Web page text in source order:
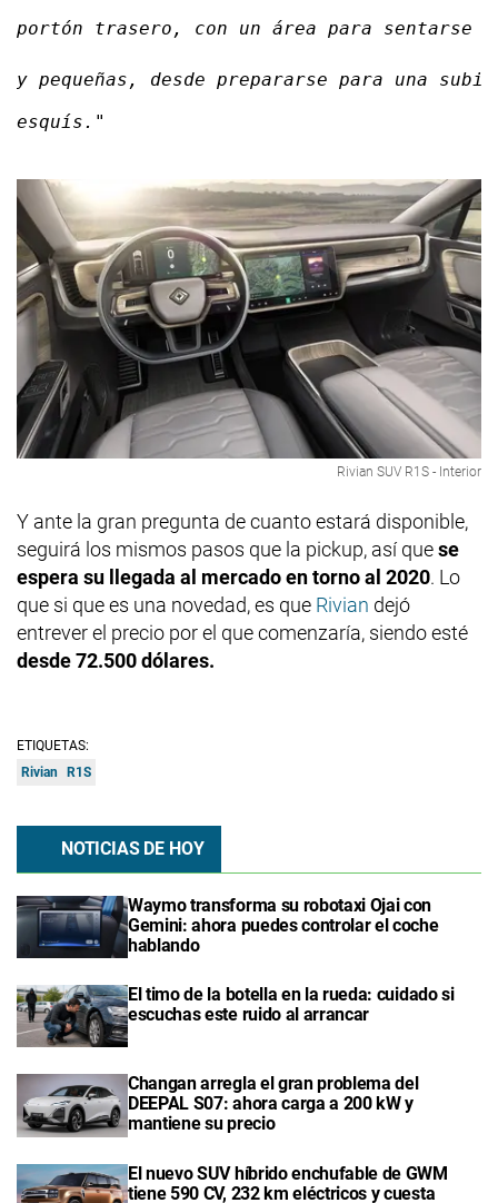
portón trasero, con un área para sentarse
y pequeñas, desde prepararse para una
esquís."
Rivian SUV R1S - Interior
Y ante la gran pregunta de cuanto estará disponible,
seguirá los mismos pasos que la pickup, así quese
espera su llegada al mercado en torno al 2020. Lo
que si que es una novedad, es que Rivian dejó
entrever el precio por el que comenzaría, siendo esté
desde 72.500 dólares.
ETIQUETAS:
Rivian
R1S
NOTICIAS DE HOY
Waymo transforma su robotaxi Ojai con
Gemini: ahora puedes controlar el coche
hablando
El timo de la botella en la rueda: cuidado si
escuchas este ruido al arrancar
Changan arregla el gran problema del
DEEPAL S07: ahora carga a 200 kW y
mantiene su precio
El nuevo SUV híbrido enchufable de GWM
tiene 590 CV, 232 km eléctricos y cuesta